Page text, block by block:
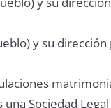
y su
Sociedad